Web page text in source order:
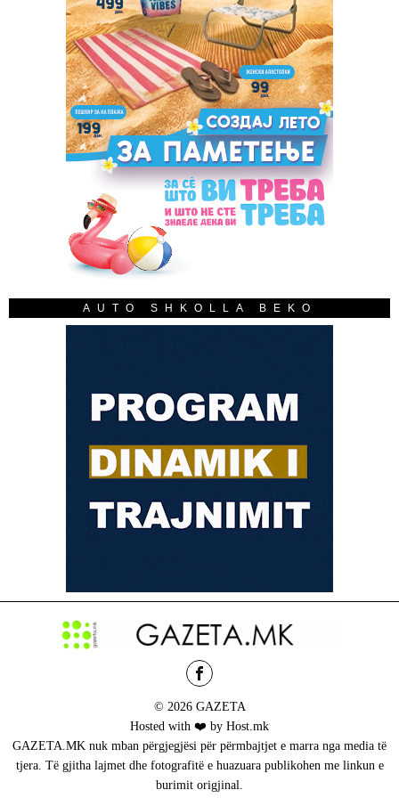
AUTO SHKOLLA BEKO
© 2026 GAZETA
Hosted with ❤️ by Host.mk
GAZETA.MK nuk mban përgjegjësi për përmbajtjet e marra nga media të
tjera. Të gjitha lajmet dhe fotografitë e huazuara publikohen me linkun e
burimit origjinal.